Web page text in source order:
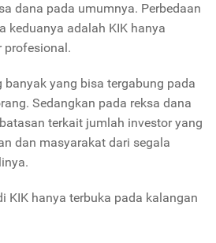
dana pada umumnya. Perbedaan
keduanya adalah KIK hanya
profesional.
yang bisa tergabung pada
Sedangkan pada reksa dana
terkait jumlah investor yang
dan masyarakat dari segala
KIK hanya terbuka pada kalangan